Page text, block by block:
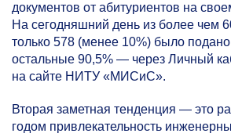
документов от абитуриентов на
На сегодняшний день из более чем
только 578 (менее 10%) было подано
остальные 90,5% — через Личный
на сайте НИТУ «МИСиС».
Вторая заметная тенденция — это
годом привлекательность